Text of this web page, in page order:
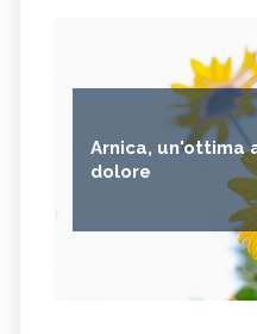
Arnica, un'ottima
dolore